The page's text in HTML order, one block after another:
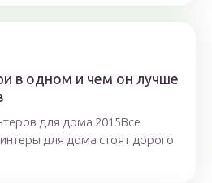
в одном и чем он лучше
для дома 2015Все
для дома стоят дорого